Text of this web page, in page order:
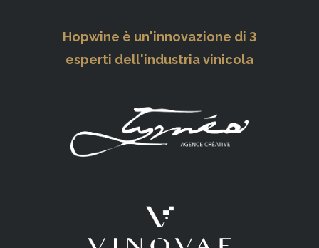
Hopwine è un'innovazione di 3
esperti dell'industria vinicola